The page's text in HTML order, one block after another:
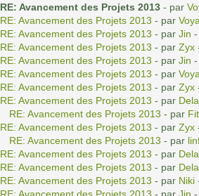
RE: Avancement des Projets 2013 - par
RE: Avancement des Projets 2013 - par
RE: Avancement des Projets 2013 - par Jin
RE: Avancement des Projets 2013 - par Zyx
RE: Avancement des Projets 2013 - par Jin
RE: Avancement des Projets 2013 - par
RE: Avancement des Projets 2013 - par Zyx
RE: Avancement des Projets 2013 - par
RE: Avancement des Projets 2013 - par
RE: Avancement des Projets 2013 - par Zyx
RE: Avancement des Projets 2013 - par
RE: Avancement des Projets 2013 - par
RE: Avancement des Projets 2013 - par
RE: Avancement des Projets 2013 - par Niki